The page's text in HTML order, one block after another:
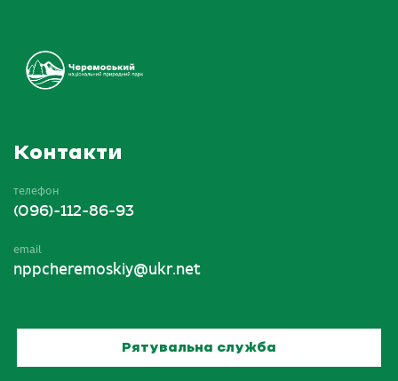
Контакти
телефон
(096)-112-86-93
email
nppcheremoskiy@ukr.net
Рятувальна служба